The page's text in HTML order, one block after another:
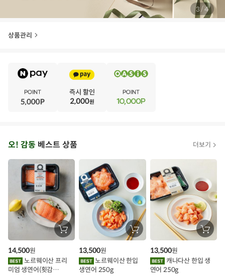
3 /4
상품관리
아
시
인
이
오! 감동 베스트 상품 더보기
장
바
에
담
노르웨이산 프리
미엄 생연어(횟감
14,500원
장
바
에
담
노르웨이산 한입
생연어 250g
13,500원
장
바
에
담
연어 250g
13,500원